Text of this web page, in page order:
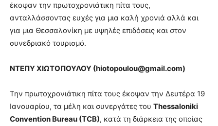
έκοψαν την πρωτοχρονιάτικη πίτα τους,
ανταλλάσσοντας ευχές για μια καλή χρονιά αλλά και
για μια Θεσσαλονίκη με υψηλές επιδόσεις και στον
συνεδριακό τουρισμό.
ΝΤΕΠΥ ΧΙΩΤΟΠΟΥΛΟΥ (hiotopoulou@gmail.com)
Την πρωτοχρονιάτικη πίτα τους έκοψαν την Δευτέρα 19
Ιανουαρίου, τα μέλη και συνεργάτες του Thessaloniki
Convention Bureau (TCB), κατά τη διάρκεια της οποίας